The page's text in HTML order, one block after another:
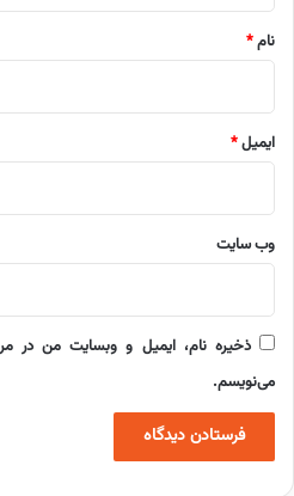
نام*
ایمیل*
وب‌ سایت
ذخیره نام، ایمیل و وبسایت من در
می‌نویسم.